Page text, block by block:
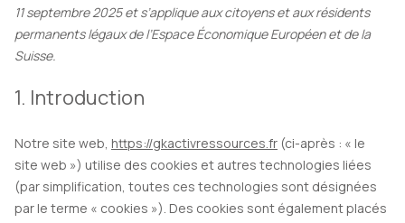
11 septembre 2025 et s’applique aux citoyens et aux résidents
permanents légaux de l’Espace Économique Européen et de la
Suisse.
1. Introduction
Notre site web, https://gkactivressources.fr (ci-après : « le
site web ») utilise des cookies et autres technologies liées
(par simplification, toutes ces technologies sont désignées
par le terme « cookies »). Des cookies sont également placés